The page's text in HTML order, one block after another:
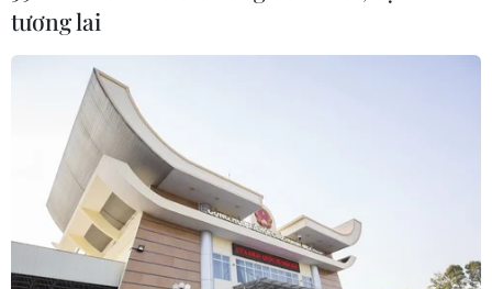
Điều gì tạo nên niềm tin khi lựa chọn
dinh dưỡng đầu đời cho trẻ?
18/07/2026 01:00
Phân bổ ngân sách chăm sóc sức
khỏe và dân số: Ưu tiên các địa bàn
khó khăn
17/07/2026 22:30
tương lai